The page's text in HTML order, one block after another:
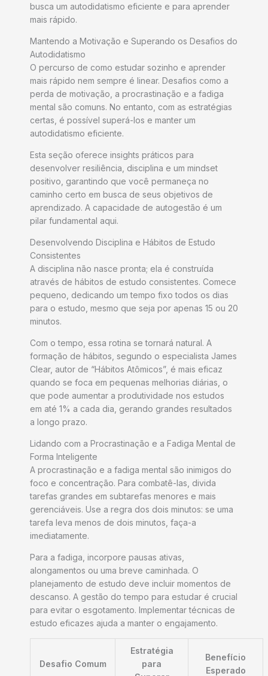
busca um autodidatismo eficiente e para aprender
mais rápido.
Mantendo a Motivação e Superando os Desafios do
Autodidatismo
O percurso de como estudar sozinho e aprender
mais rápido nem sempre é linear. Desafios como a
perda de motivação, a procrastinação e a fadiga
mental são comuns. No entanto, com as estratégias
certas, é possível superá-los e manter um
autodidatismo eficiente.
Esta seção oferece insights práticos para
desenvolver resiliência, disciplina e um mindset
positivo, garantindo que você permaneça no
caminho certo em busca de seus objetivos de
aprendizado. A capacidade de autogestão é um
pilar fundamental aqui.
Desenvolvendo Disciplina e Hábitos de Estudo
Consistentes
A disciplina não nasce pronta; ela é construída
através de hábitos de estudo consistentes. Comece
pequeno, dedicando um tempo fixo todos os dias
para o estudo, mesmo que seja por apenas 15 ou 20
minutos.
Com o tempo, essa rotina se tornará natural. A
formação de hábitos, segundo o especialista James
Clear, autor de “Hábitos Atômicos”, é mais eficaz
quando se foca em pequenas melhorias diárias, o
que pode aumentar a produtividade nos estudos
em até 1% a cada dia, gerando grandes resultados
a longo prazo.
Lidando com a Procrastinação e a Fadiga Mental de
Forma Inteligente
A procrastinação e a fadiga mental são inimigos do
foco e concentração. Para combatê-las, divida
tarefas grandes em subtarefas menores e mais
gerenciáveis. Use a regra dos dois minutos: se uma
tarefa leva menos de dois minutos, faça-a
imediatamente.
Para a fadiga, incorpore pausas ativas,
alongamentos ou uma breve caminhada. O
planejamento de estudo deve incluir momentos de
descanso. A gestão do tempo para estudar é crucial
para evitar o esgotamento. Implementar técnicas de
estudo eficazes ajuda a manter o engajamento.
Desafio Comum
Estratégia
para
Benefício
Esperado